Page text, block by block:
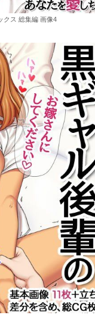
クス 総集編 画像4